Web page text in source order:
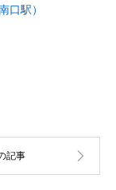
口駅）